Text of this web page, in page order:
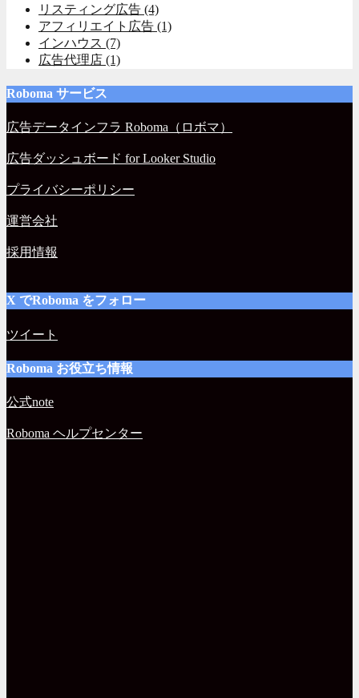
リスティング広告 (4)
アフィリエイト広告 (1)
インハウス (7)
広告代理店 (1)
Roboma サービス
広告データインフラ Roboma（ロボマ）
広告ダッシュボード for Looker Studio
プライバシーポリシー
運営会社
採用情報
X でRoboma をフォロー
ツイート
Roboma お役立ち情報
公式note
Roboma ヘルプセンター